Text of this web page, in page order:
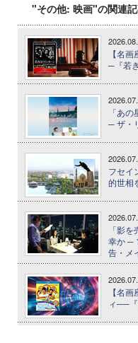
"その他: 映画"の関連
【名
─『若
「あ
─ ザ・
フセイ
的世相
「影
幸か ─
告・メ
【名
ィ──『